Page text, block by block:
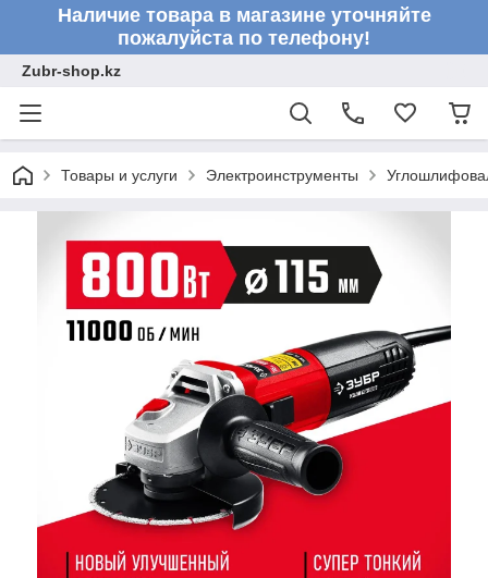
Наличие товара в магазине уточняйте
пожалуйста по телефону!
Zubr-shop.kz
Товары и услуги Электроинструменты